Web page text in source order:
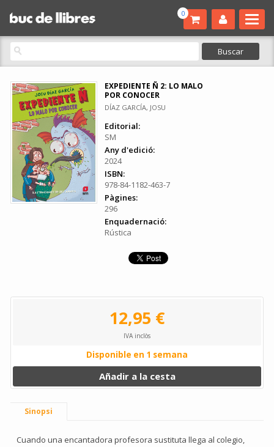
0
EXPEDIENTE Ñ 2: LO MALO
POR CONOCER
DÍAZ GARCÍA, JOSU
Editorial:
SM
Any d'edició:
2024
ISBN:
978-84-1182-463-7
Pàgines:
296
Enquadernació:
Rústica
12,95 €
IVA inclòs
Disponible en 1 semana
Añadir a la cesta
Sinopsi
Cuando una encantadora profesora sustituta llega al colegio,